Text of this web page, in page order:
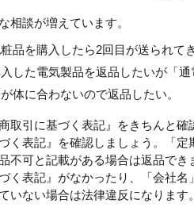
相談が増えています。
品を購入したら2回目が送られてき
した電気製品を返品したいが「
体に合わないので返品したい。
取引に基づく表記』をきちんと確
く表記』を確認しましょう。「定
不可と記載がある場合は返品でき
く表記』がなかったり、「会社
いない場合は法律違反になります。